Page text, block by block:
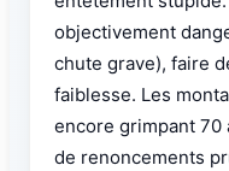
objectivement
chute grave), faire
faiblesse. Les
encore grimpant 70
de renoncements